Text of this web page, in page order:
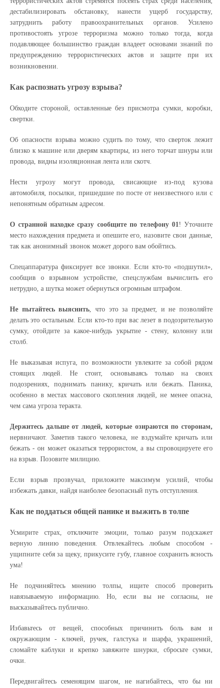
дестабилизировать обстановку, нанести ущерб государству,
затруднить работу правоохранительных органов. Усилено
противостоять угрозе терроризма можно только тогда, когда
подавляющее большинство граждан владеет основами знаний по
предупреждению террористических актов и защите при их
возникновении.
Как распознать угрозу взрыва?
Обходите стороной, оставленные без присмотра сумки, коробки,
свертки.
Об опасности взрыва можно судить по тому, что сверток лежит
близко к машине или дверям квартиры, из него торчат шнуры или
провода, видны изоляционная лента или скотч.
Нести угрозу могут провода, свисающие из-под кузова
автомобиля, посылки, пришедшие по посте от неизвестного или с
непонятным обратным адресом.
О странной находке сразу сообщите по телефону 01! Уточните
место нахождения предмета и опешите его, назовите свои данные,
так как анонимный звонок может дорого вам обойтись.
Спецаппаратура фиксирует все звонки. Если кто-то «подшутил»,
сообщив о взрывном устройстве, спецслужбам вычислить его
нетрудно, а шутка может обернуться огромным штрафом.
Не пытайтесь выяснить, что это за предмет, и не позволяйте
делать это остальным. Если кто-то при вас лезет в подозрительную
сумку, отойдите за какое-нибудь укрытие - стену, колонну или
столб.
Не выказывая испуга, по возможности увлеките за собой рядом
стоящих людей. Не стоит, основываясь только на своих
подозрениях, поднимать панику, кричать или бежать. Паника,
особенно в местах массового скопления людей, не менее опасна,
чем сама угроза теракта.
Держитесь дальше от людей, которые озираются по сторонам,
нервничают. Заметив такого человека, не вздумайте кричать или
бежать - он может оказаться террористом, а вы спровоцируете его
на взрыв. Позовите милицию.
Если взрыв прозвучал, приложите максимум усилий, чтобы
избежать давки, найдя наиболее безопасный путь отступления.
Как не поддаться общей панике и выжить в толпе
Усмирите страх, отключите эмоции, только разум подскажет
верную линию поведения. Отвлекайтесь любым способом -
ущипните себя за щеку, прикусите губу, главное сохранить ясность
ума!
Не подчиняйтесь мнению толпы, ищите способ проверить
навязываемую информацию. Но, если вы не согласны, не
высказывайтесь публично.
Избавьтесь от вещей, способных причинить боль вам и
окружающим - ключей, ручек, галстука и шарфа, украшений,
сломайте каблуки и крепко завяжите шнурки, сбросьте сумки,
очки.
Передвигайтесь семенящим шагом, не нагибайтесь, что бы ни